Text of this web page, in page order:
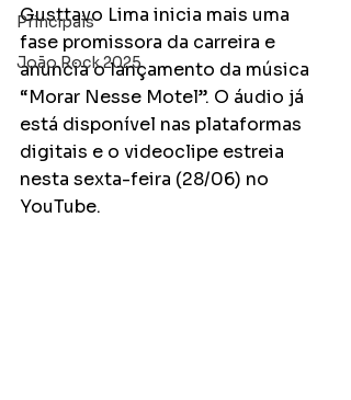
Principais
João Rock 2025
Gusttavo Lima inicia mais uma
fase promissora da carreira e
anuncia o lançamento da música
“Morar Nesse Motel”. O áudio já
está disponível nas plataformas
digitais e o videoclipe estreia
nesta sexta-feira (28/06) no
YouTube.